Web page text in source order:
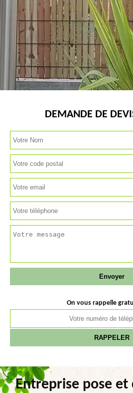
DEMANDE DE
On vous rappelle
Entreprise pose et